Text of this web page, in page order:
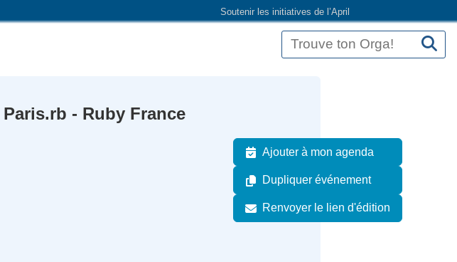
Soutenir les initiatives de l’April
- Ruby France
Ajouter à mon agenda
Dupliquer événement
Renvoyer le lien d'édition